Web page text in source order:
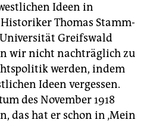
Ideen in
Thomas Stamm-
Greifswald
wir nicht nachträglich zu
werden, indem
Ideen vergessen.
des November 1918
das hat er schon in ‚Mein